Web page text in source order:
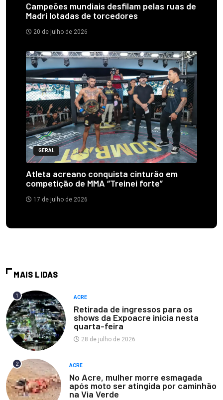
Campeões mundiais desfilam pelas ruas de
Madri lotadas de torcedores
20 de julho de 2026
GERAL
Atleta acreano conquista cinturão em
competição de MMA “Treinei forte”
17 de julho de 2026
MAIS LIDAS
1 ACRE
Retirada de ingressos para os
shows da Expoacre inicia nesta
quarta-feira
28 de julho de 2026
2 ACRE
No Acre, mulher morre esmagada
após moto ser atingida por caminhão
na Via Verde